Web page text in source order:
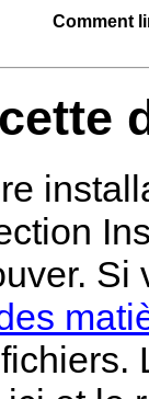
Comment